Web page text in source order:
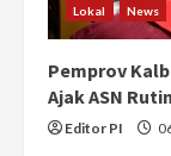
Lokal News
Pemprov
Ajak ASN
Editor PI